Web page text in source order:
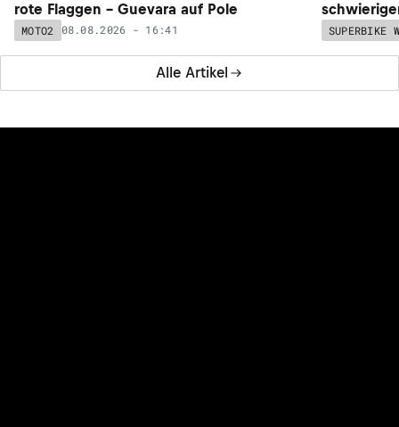
Alle Artikel
rote Flaggen – Guevara auf Pole
MOTO2 08.08.2026 - 16:41 SUPERBIKE